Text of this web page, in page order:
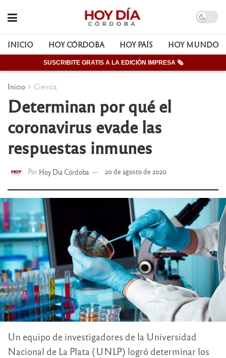
INICIO HOY CÓRDOBA HOY PAÍS HOY MUNDO
SUSCRIBITE GRATIS A LA EDICIÓN IMPRESA 🗞
Inicio Ciencia
Determinan por qué el
coronavirus evade las
respuestas inmunes
Por Hoy Dia Córdoba 20 de agosto de 2020
Un equipo de investigadores de la Universidad
Nacional de La Plata (UNLP) logró determinar los